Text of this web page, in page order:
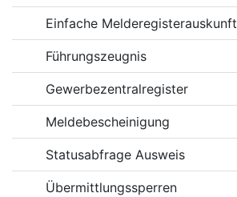
Einfache Melderegisterauskunft
Führungszeugnis
Gewerbezentralregister
Meldebescheinigung
Statusabfrage Ausweis
Übermittlungssperren